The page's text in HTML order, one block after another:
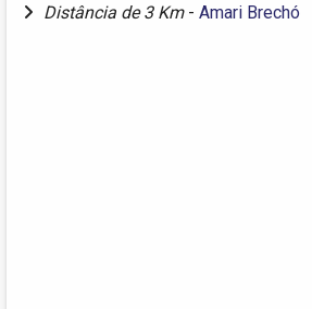
Distância de 3 Km - Amari Brechó